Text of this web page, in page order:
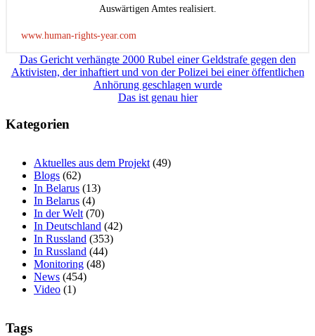
Auswärtigen Amtes realisiert.
www.human-rights-year.com
Beitragsnavigation
Das Gericht verhängte 2000 Rubel einer Geldstrafe gegen den
Aktivisten, der inhaftiert und von der Polizei bei einer öffentlichen
Anhörung geschlagen wurde
Das ist genau hier
Kategorien
Aktuelles aus dem Projekt (49)
Blogs (62)
In Belarus (13)
In Belarus (4)
In der Welt (70)
In Deutschland (42)
In Russland (353)
In Russland (44)
Monitoring (48)
News (454)
Video (1)
Tags